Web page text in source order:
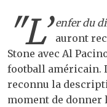
"L’ enfer du
auront
Stone avec Al
football américain.
reconnu la
moment de donner